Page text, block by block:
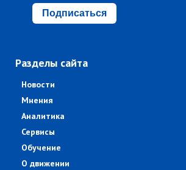
Подписаться
Разделы сайта
Новости
Мнения
Аналитика
Сервисы
Обучение
О движении